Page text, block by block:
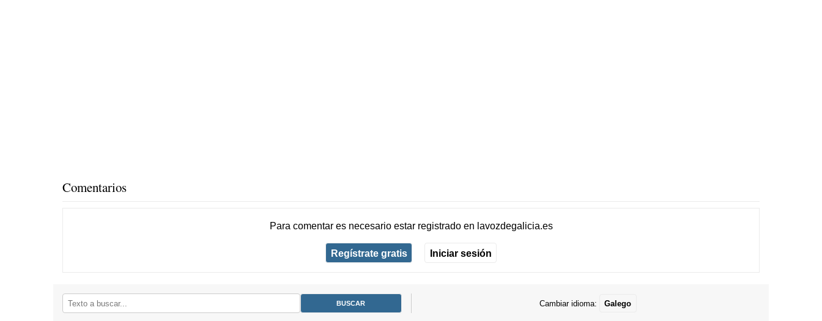
Comentarios
Para comentar es necesario estar registradoen lavozdegalicia.es
Regístrate gratis Iniciar sesión
Cambiar idioma: Galego